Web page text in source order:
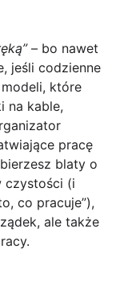
– bo nawet
jeśli codzienne
które
na kable,
pracę
blaty o
czystości (i
co pracuje”),
ale także